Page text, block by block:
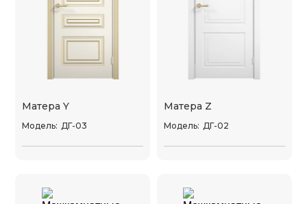
Матера Y
Модель: ДГ-03
Матера Z
Модель: ДГ-02